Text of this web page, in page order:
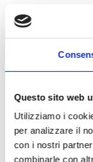
Questo sito web
Utilizziamo i
per analizzare il
con i nostri
combinarle con
si illuminerà
e responsabilità